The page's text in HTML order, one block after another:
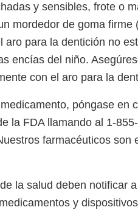
y sensibles, frote o
mordedor de goma firme
aro para la dentición no
encías del niño.
con el aro para la
póngase en
la FDA llamando al 1-
farmacéuticos son
la salud deben notificar
y